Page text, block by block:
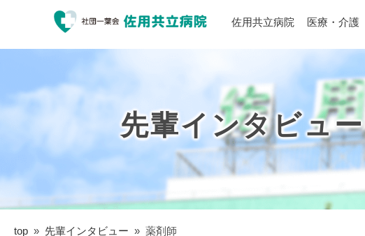
佐用共立病院 医療・介護
先輩インタビュー
top » 先輩インタビュー » 薬剤師